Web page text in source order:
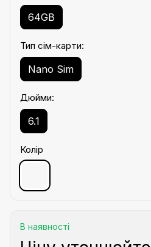
64GB
Тип сім-карти:
Nano Sim
Дюйми:
6.1
Колір
В наявності